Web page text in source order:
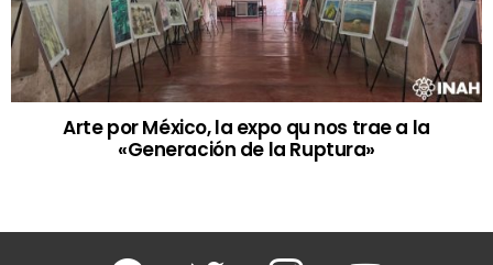
Arte por México, la expo qu nos trae a la
«Generación de la Ruptura»
Facebook Twitter Instagram